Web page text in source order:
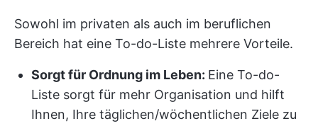
Sowohl im privaten als auch im beruflichen
Bereich hat eine To-do-Liste mehrere Vorteile.
Sorgt für Ordnung im Leben: Eine To-do-
Liste sorgt für mehr Organisation und hilft
Ihnen, Ihre täglichen/wöchentlichen Ziele zu